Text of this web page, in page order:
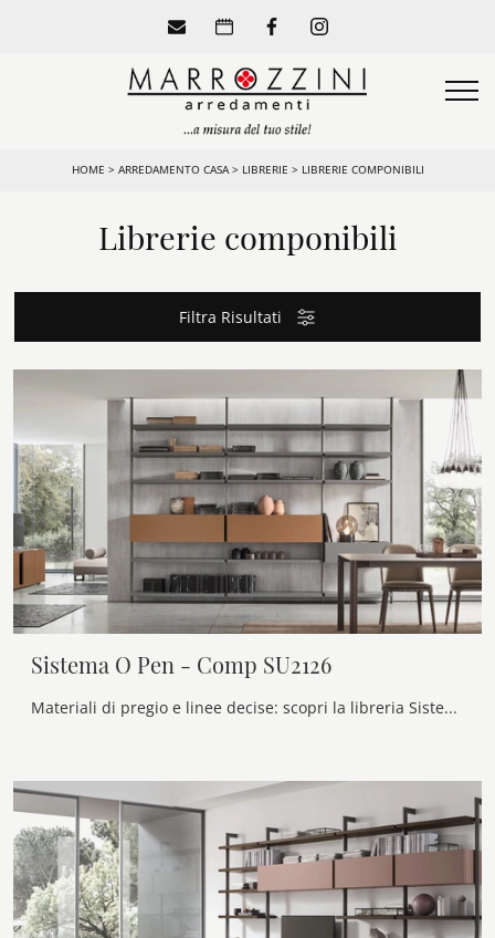
HOME > ARREDAMENTO CASA> LIBRERIE > LIBRERIE COMPONIBILI
Librerie componibili
Filtra Risultati
Sistema O Pen - Comp SU2126
Materiali di pregio e linee decise: scopri la libreria Sistema O Pen - Comp SU2126 di Maronese tra le più belle Librerie moderne componibili.